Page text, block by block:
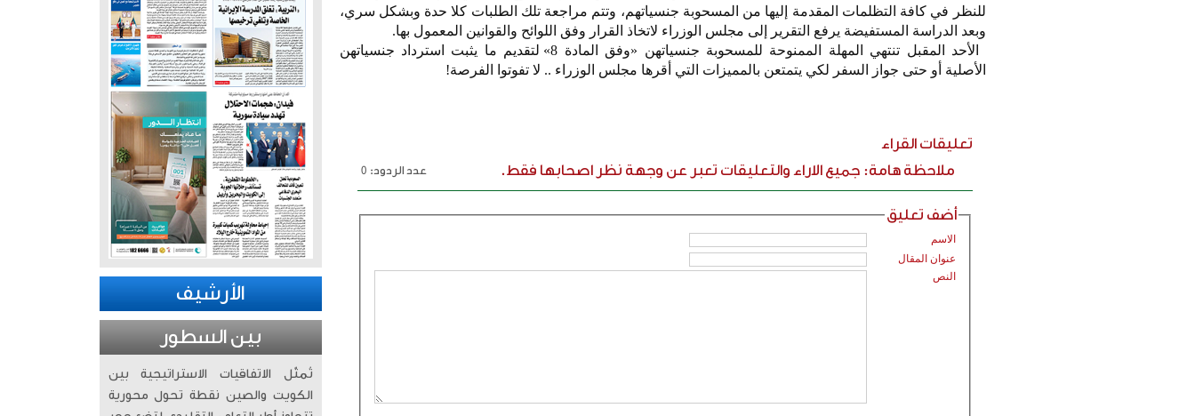
للنظر في كافة التظلمات المقدمة إليها من المسحوبة جنسياتهم، وتتم مراجعة تلك الطلبات كلا حدة وبشكل سري،
وبعد الدراسة المستفيضة يرفع التقرير إلى مجلس الوزراء لاتخاذ القرار وفق اللوائح والقوانين المعمول بها.
الأحد المقبل تنتهي المهلة الممنوحة للمسحوبة جنسياتهن «وفق المادة 8» لتقديم ما يثبت استرداد جنسياتهن
الأصلية أو حتى جواز السفر لكي يتمتعن بالمميزات التي أقرها مجلس الوزراء .. لا تفوتوا الفرصة!
تعليقات القراء
ملاحظة هامة: جميع الاراء والتعليقات تعبر عن وجهة نظر اصحابها فقط.
عدد الردود: 0
أضف تعليق
الاسم
عنوان المقال
النص
الأرشيف
بين السطور
تُمثّل الاتفاقيات الاستراتيجية بين
الكويت والصين نقطة تحول محورية